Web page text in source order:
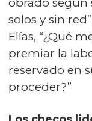
solos y sin
Elías, “¿Qué
premiar la
reservado en
proceder?”